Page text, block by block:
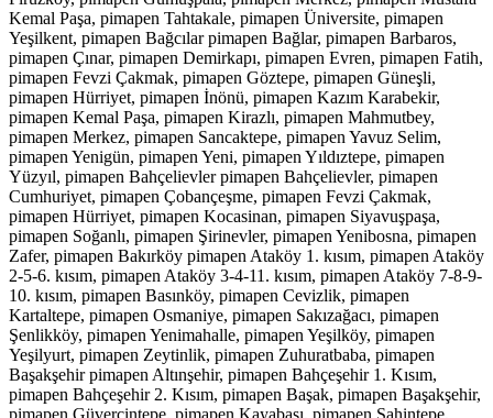
Kemal Paşa, pimapen Tahtakale, pimapen Üniversite, pimapen
Yeşilkent, pimapen Bağcılar pimapen Bağlar, pimapen Barbaros,
pimapen Çınar, pimapen Demirkapı, pimapen Evren, pimapen Fatih,
pimapen Fevzi Çakmak, pimapen Göztepe, pimapen Güneşli,
pimapen Hürriyet, pimapen İnönü, pimapen Kazım Karabekir,
pimapen Kemal Paşa, pimapen Kirazlı, pimapen Mahmutbey,
pimapen Merkez, pimapen Sancaktepe, pimapen Yavuz Selim,
pimapen Yenigün, pimapen Yeni, pimapen Yıldıztepe, pimapen
Yüzyıl, pimapen Bahçelievler pimapen Bahçelievler, pimapen
Cumhuriyet, pimapen Çobançeşme, pimapen Fevzi Çakmak,
pimapen Hürriyet, pimapen Kocasinan, pimapen Siyavuşpaşa,
pimapen Soğanlı, pimapen Şirinevler, pimapen Yenibosna, pimapen
Zafer, pimapen Bakırköy pimapen Ataköy 1. kısım, pimapen Ataköy
2-5-6. kısım, pimapen Ataköy 3-4-11. kısım, pimapen Ataköy 7-8-9-
10. kısım, pimapen Basınköy, pimapen Cevizlik, pimapen
Kartaltepe, pimapen Osmaniye, pimapen Sakızağacı, pimapen
Şenlikköy, pimapen Yenimahalle, pimapen Yeşilköy, pimapen
Yeşilyurt, pimapen Zeytinlik, pimapen Zuhuratbaba, pimapen
Başakşehir pimapen Altınşehir, pimapen Bahçeşehir 1. Kısım,
pimapen Bahçeşehir 2. Kısım, pimapen Başak, pimapen Başakşehir,
pimapen Güvercintepe, pimapen Kayabaşı, pimapen Şahintepe,